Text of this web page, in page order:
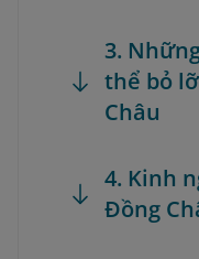
3.
thể bỏ
Châu
4. Kinh
Đồng